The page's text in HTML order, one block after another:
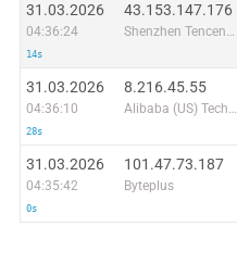
31.03.2026
04:36:24
14s
43.153.147.176
Shenzhen Tencent Computer Systems Company Limited
31.03.2026
04:36:10
28s
8.216.45.55
Alibaba (US) Technology Co., Ltd.
31.03.2026
04:35:42
0s
101.47.73.187
Byteplus